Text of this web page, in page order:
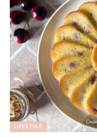
LIFESTYLE